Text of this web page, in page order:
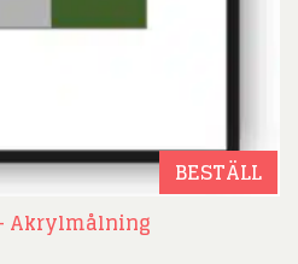
BESTÄLL
Akrylmålning